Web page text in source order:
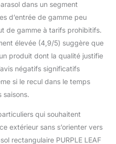
dans un segment
d’entrée de gamme peu
de gamme à tarifs prohibitifs.
élevée (4,9/5) suggère que
produit dont la qualité justifie
négatifs significatifs
si le recul dans le temps
saisons.
qui souhaitent
extérieur sans s’orienter vers
rectangulaire PURPLE LEAF